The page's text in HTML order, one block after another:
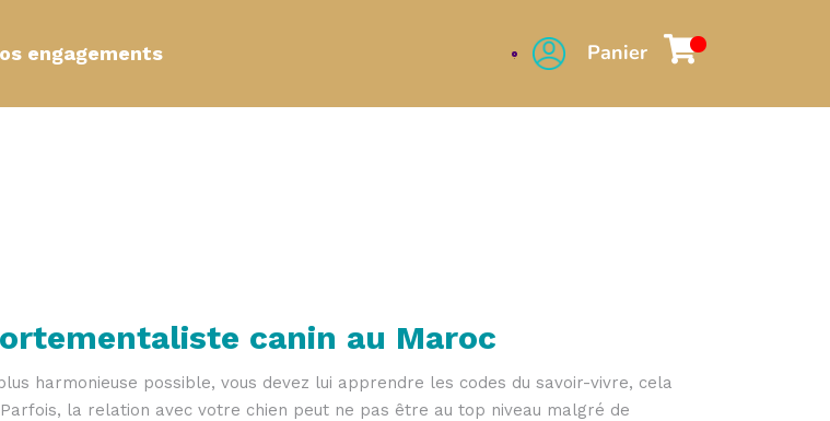
engagements Panier
canin au Maroc
harmonieuse possible, vous devez lui apprendre les codes du savoir-vivre, cela
la relation avec votre chien peut ne pas être au top niveau malgré de